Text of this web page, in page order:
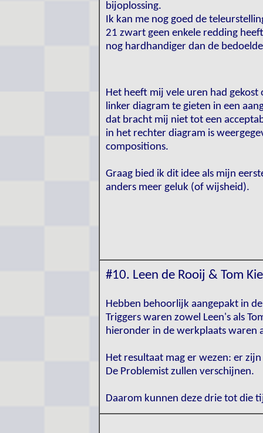
bijoplossing.
Ik kan me nog goed de
21 zwart geen enkele redding
nog hardhandiger dan de
Het heeft mij vele uren had
linker diagram te gieten in een
dat bracht mij niet tot een
in het rechter diagram is
compositions.
Graag bied ik dit idee als mijn
anders meer geluk (of wijsheid).
#10. Leen de Rooij & Tom
Hebben behoorlijk aangepakt in
Triggers waren zowel Leen's als
hieronder in de werkplaats waren
Het resultaat mag er wezen: er
De Problemist zullen verschijnen.
Daarom kunnen deze drie tot die